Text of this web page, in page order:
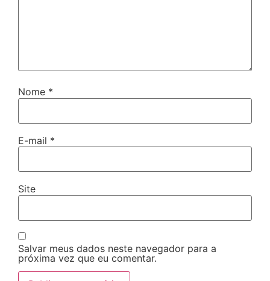
Nome *
E-mail *
Site
Salvar meus dados neste navegador para a
próxima vez que eu comentar.